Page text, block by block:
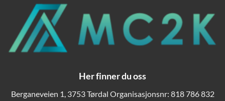
Her finner du oss
Berganeveien 1, 3753 Tørdal Organisasjonsnr: 818 786 832